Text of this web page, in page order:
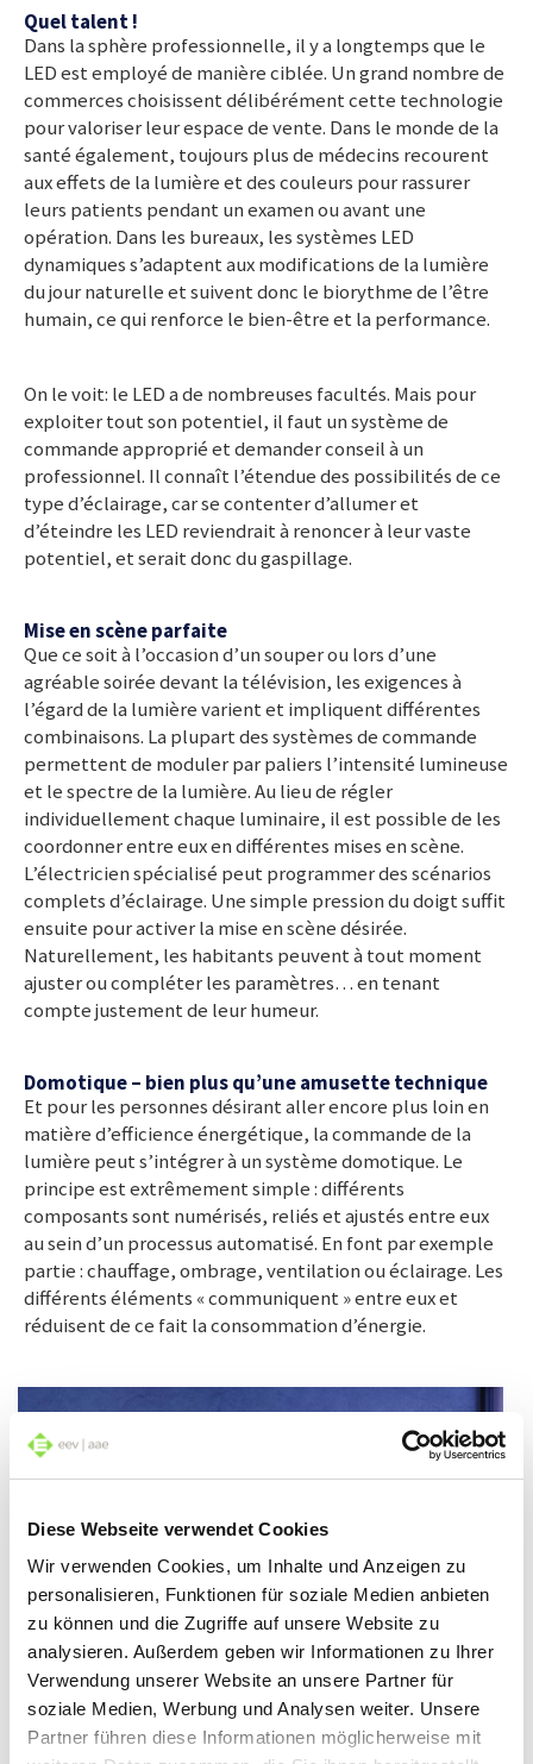
Diese Webseite verwendet Cookies
Wir verwenden Cookies, um Inhalte und Anzeigen zu
personalisieren, Funktionen für soziale Medien anbieten
zu können und die Zugriffe auf unsere Website zu
analysieren. Außerdem geben wir Informationen zu Ihrer
Verwendung unserer Website an unsere Partner für
soziale Medien, Werbung und Analysen weiter. Unsere
Partner führen diese Informationen möglicherweise mit
Quel talent !
Dans la sphère professionnelle, il y a longtemps que le
LED est employé de manière ciblée. Un grand nombre de
commerces choisissent délibérément cette technologie
pour valoriser leur espace de vente. Dans le monde de la
santé également, toujours plus de médecins recourent
aux effets de la lumière et des couleurs pour rassurer
leurs patients pendant un examen ou avant une
opération. Dans les bureaux, les systèmes LED
dynamiques s’adaptent aux modifications de la lumière
du jour naturelle et suivent donc le biorythme de l’être
humain, ce qui renforce le bien-être et la performance.
On le voit: le LED a de nombreuses facultés. Mais pour
exploiter tout son potentiel, il faut un système de
commande approprié et demander conseil à un
professionnel. Il connaît l’étendue des possibilités de ce
type d’éclairage, car se contenter d’allumer et
d’éteindre les LED reviendrait à renoncer à leur vaste
potentiel, et serait donc du gaspillage.
Mise en scène parfaite
Que ce soit à l’occasion d’un souper ou lors d’une
agréable soirée devant la télévision, les exigences à
l’égard de la lumière varient et impliquent différentes
combinaisons. La plupart des systèmes de commande
permettent de moduler par paliers l’intensité lumineuse
et le spectre de la lumière. Au lieu de régler
individuellement chaque luminaire, il est possible de les
coordonner entre eux en différentes mises en scène.
L’électricien spécialisé peut programmer des scénarios
complets d’éclairage. Une simple pression du doigt suffit
ensuite pour activer la mise en scène désirée.
Naturellement, les habitants peuvent à tout moment
ajuster ou compléter les paramètres… en tenant
compte justement de leur humeur.
Domotique – bien plus qu’une amusette technique
Et pour les personnes désirant aller encore plus loin en
matière d’efficience énergétique, la commande de la
lumière peut s’intégrer à un système domotique. Le
principe est extrêmement simple : différents
composants sont numérisés, reliés et ajustés entre eux
au sein d’un processus automatisé. En font par exemple
partie : chauffage, ombrage, ventilation ou éclairage. Les
différents éléments « communiquent » entre eux et
réduisent de ce fait la consommation d’énergie.
Détecteurs de mouvement et Cie pour une sécurité
accrue au quotidien
Outre le confort et un bilan énergétique optimal,